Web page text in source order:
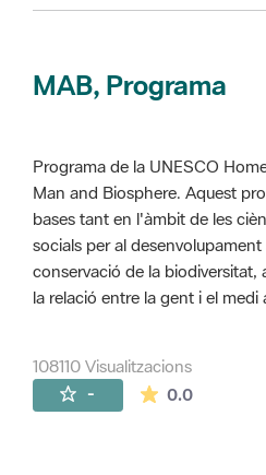
MAB, Programa
Programa de la UNESCO
Man and Biosphere. Aquest
bases tant en l'àmbit de les
socials per al
conservació de la biodiversitat,
la relació entre la gent i el medi
108110 Visualitzacions
- 0.0La